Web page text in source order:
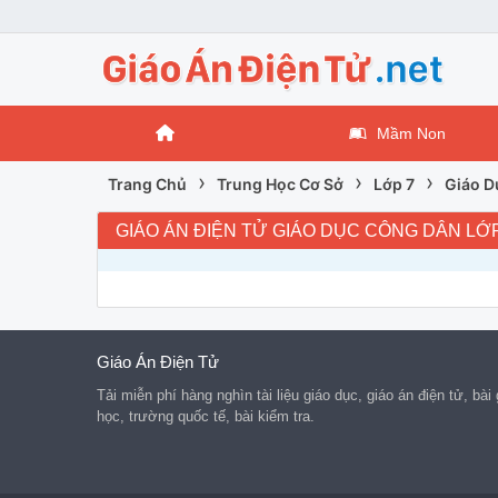
Mầm Non
Trang Chủ › Trung Học Cơ Sở › Lớp 7 › Giáo
GIÁO ÁN ĐIỆN TỬ GIÁO DỤC CÔNG DÂN
Giáo Án Điện Tử
Tải miễn phí hàng nghìn tài liệu giáo dục, giáo án điện tử,
học, trường quốc tế, bài kiểm tra.